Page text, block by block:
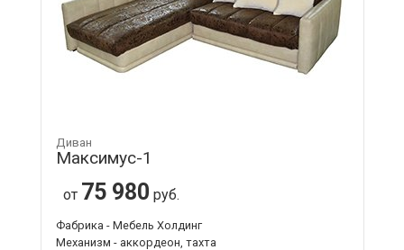
Диван
Максимус-1
от 75 980 руб.
Фабрика - Мебель Холдинг
Механизм - аккордеон, тахта